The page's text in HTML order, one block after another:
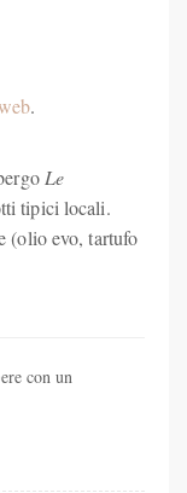
.
Le
tipici locali.
(olio evo, tartufo
con un